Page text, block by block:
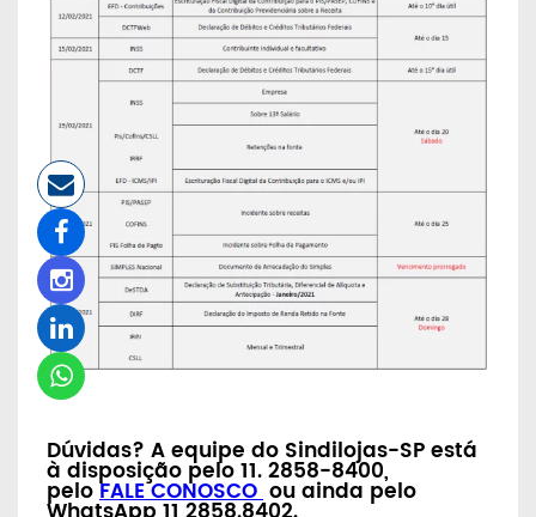
Dúvidas? A equipe do Sindilojas-SP está
à disposição pelo 11. 2858-8400,
peloFALE CONOSCOou ainda pelo